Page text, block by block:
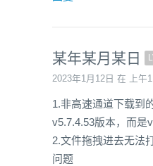
某年某月某日
2023年1月12日 在 上午
1.非高速通道下载到
v5.7.4.53版本，而是
2.文件拖拽进去无法
问题